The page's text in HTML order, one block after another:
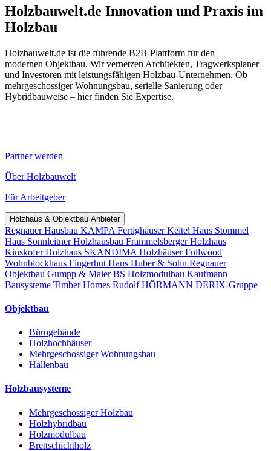
Holzbauwelt.de Innovation und Praxis im
Holzbau
Holzbauwelt.de ist die führende B2B-Plattform für den
modernen Objektbau. Wir vernetzen Architekten, Tragwerksplaner
und Investoren mit leistungsfähigen Holzbau-Unternehmen. Ob
mehrgeschossiger Wohnungsbau, serielle Sanierung oder
Hybridbauweise – hier finden Sie Expertise.
Partner werden
Über Holzbauwelt
Für Arbeitgeber
Holzhaus & Objektbau Anbieter
Regnauer Hausbau KAMPA FertighäuserKeitel Haus Stommel
Haus Sonnleitner Holzhausbau Frammelsberger Holzhaus
Kinskofer Holzhaus SKANDIMA HolzhäuserFullwood
Wohnblockhaus Fingerhut Haus Huber & Sohn Regnauer
Objektbau Gumpp & MaierBS Holzmodulbau Kaufmann
Bausysteme Timber Homes Rudolf HÖRMANN DERIX-Gruppe
Objektbau
Bürogebäude
Holzhochhäuser
Mehrgeschossiger Wohnungsbau
Hallenbau
Holzbausysteme
Mehrgeschossiger Holzbau
Holzhybridbau
Holzmodulbau
Brettschichtholz